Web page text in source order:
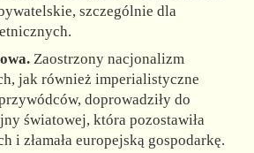
szczególnie dla
Zaostrzony nacjonalizm
jak również imperialistyczne
doprowadziły do
światowej, która pozostawiła
i złamała europejską gospodarkę.